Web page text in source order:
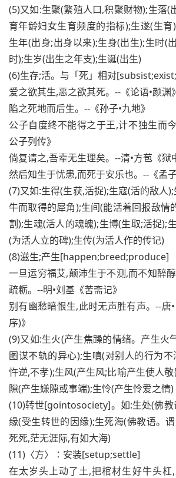
(5)又如:生聚(繁殖人口,积聚财物);生落(
育年龄妇女生育频度的指标);生遂(生
生年(出身;出身以来);生身(出生);生时(
时);生岁(出生之年支);生诞(出生)
(6)生存;活。与「死」相对
爱之欲其生,恶之欲其死。--《论语•颜渊》
陷之死地而后生。--《孙子•九地》
公子自度终不能得之于王,计不独生而
公子列传》
倘复请之,吾辈无生理矣。--清•方苞《狱
然后知生于忧患,而死于安乐也。--《孟子
(7)又如:生得(生获,活捉);生寇(活的敌人
牛而取得的犀角);生间(能活着回报敌情
割);生魂(活人的魂魄);生博(生取;活捉);
(为活人立的碑);生传(为活人作的传记)
(8)滋生;产生[happen;breed;produce]
一旦运穷福艾,颠沛生于不测,而不知醉
疏粝。--明•刘基《苦斋记》
别有幽愁暗恨生,此时无声胜有声。--唐
序)》
(9)又如:生火(产生焦躁的情绪。产生火
图谋不轨的异心);生嗔(对别人的行为
忤逆,不孝);生风(产生风;比喻产生使人
隙(产生嫌隙或事端);生怜(产生怜爱之情)
(10)转世[gointosociety]。如:生处(佛教
缘(受生转世的因缘);生死海(佛教语。
死死,茫无涯际,有如大海)
(11)〈方〉∶安装[setup;settle]
在太岁头上动了土,把棺材生好牛头杠